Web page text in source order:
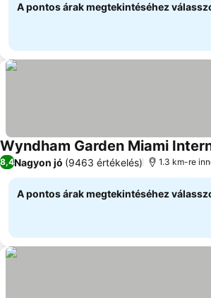
A pontos árak megtekintéséhez
Wyndham Garden Miami
8,4Nagyon jó (9463 értékelés) 1.3 km-re
A pontos árak megtekintéséhez